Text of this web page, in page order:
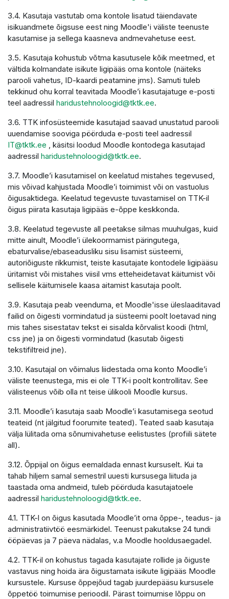
3.4. Kasutaja vastutab oma kontole lisatud täiendavate
isikuandmete õigsuse eest ning Moodle'i väliste teenuste
kasutamise ja sellega kaasneva andmevahetuse eest.
3.5. Kasutaja kohustub võtma kasutusele kõik meetmed, et
vältida kolmandate isikute ligipääs oma kontole (näiteks
parooli vahetus, ID-kaardi peatamine jms). Samuti tuleb
tekkinud ohu korral teavitada Moodle’i kasutajatuge e-posti
teel aadressil haridustehnoloogid@tktk.ee.
3.6. TTK infosüsteemide kasutajad saavad unustatud parooli
uuendamise sooviga pöörduda e-posti teel aadressil
IT@tktk.ee , käsitsi loodud Moodle kontodega kasutajad
aadressil haridustehnoloogid@tktk.ee.
3.7. Moodle’i kasutamisel on keelatud mistahes tegevused,
mis võivad kahjustada Moodle’i toimimist või on vastuolus
õigusaktidega. Keelatud tegevuste tuvastamisel on TTK-il
õigus piirata kasutaja ligipääs e-õppe keskkonda.
3.8. Keelatud tegevuste all peetakse silmas muuhulgas, kuid
mitte ainult, Moodle’i ülekoormamist päringutega,
ebaturvalise/ebaseadusliku sisu lisamist süsteemi,
autoriõiguste rikkumist, teiste kasutajate kontodele ligipääsu
üritamist või mistahes viisil vms etteheidetavat käitumist või
sellisele käitumisele kaasa aitamist kasutaja poolt.
3.9. Kasutaja peab veenduma, et Moodle'isse üleslaaditavad
failid on õigesti vormindatud ja süsteemi poolt loetavad ning
mis tahes sisestatav tekst ei sisalda kõrvalist koodi (html,
css jne) ja on õigesti vormindatud (kasutab õigesti
tekstifiltreid jne).
3.10. Kasutajal on võimalus liidestada oma konto Moodle’i
väliste teenustega, mis ei ole TTK-i poolt kontrollitav. See
välisteenus võib olla nt teise ülikooli Moodle kursus.
3.11. Moodle’i kasutaja saab Moodle’i kasutamisega seotud
teateid (nt jälgitud foorumite teated). Teated saab kasutaja
välja lülitada oma sõnumivahetuse eelistustes (profiili sätete
all).
3.12. Õppijal on õigus eemaldada ennast kursuselt. Kui ta
tahab hiljem samal semestril uuesti kursusega liituda ja
taastada oma andmeid, tuleb pöörduda kasutajatoele
aadressil haridustehnoloogid@tktk.ee.
4.1. TTK-l on õigus kasutada Moodle’it oma õppe-, teadus- ja
administratiivtöö eesmärkidel. Teenust pakutakse 24 tundi
ööpäevas ja 7 päeva nädalas, v.a Moodle hooldusaegadel.
4.2. TTK-il on kohustus tagada kasutajate rollide ja õiguste
vastavus ning hoida ära õigustamata isikute ligipääs Moodle
kursustele. Kursuse õppejõud tagab juurdepääsu kursusele
õppetöö toimumise perioodil. Pärast toimumise lõppu on